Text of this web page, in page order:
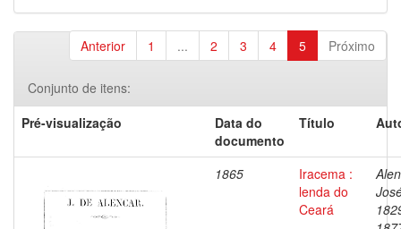
Anterior 1 ... 2 3 4 5 Próximo
Conjunto de itens:
Pré-visualização
Data do
documento
Título
1865
Iracema :
lenda do
Ceará